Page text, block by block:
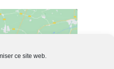
ce site web.
les cookies de